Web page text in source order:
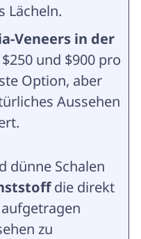
Lächeln.
Veneers in der
und $900 pro
Option, aber
Aussehen
dünne Schalen
die direkt
zu